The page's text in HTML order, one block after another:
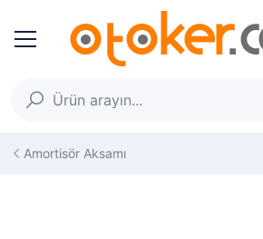
Amortisör Aksamı